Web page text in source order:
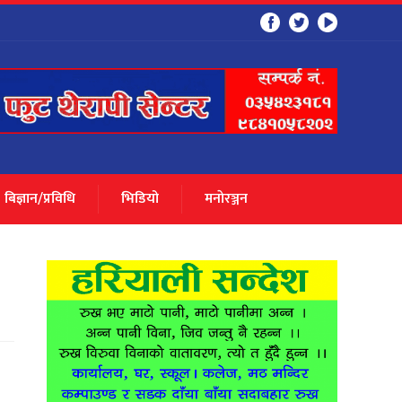
बिज्ञान/प्रविधि भिडियो मनाेरञ्जन